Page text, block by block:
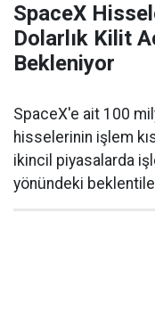
SpaceX
Dolarlık Kilit
Bekleniyor
SpaceX'e ait 100
hisselerinin işlem
ikincil piyasalarda
yönündeki